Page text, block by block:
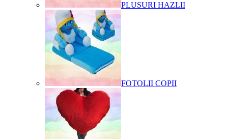
PLUSURI HAZLII
FOTOLII COPII